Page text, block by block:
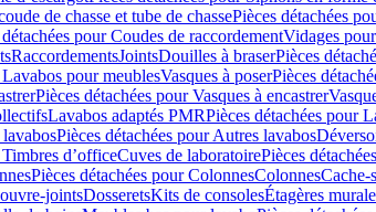
de chasse et tube de chassePièces détachées
pour Coudes de raccordementVidages
RaccordementsJointsDouilles à braserPièces
pour meublesVasques à poserPièces
Pièces détachées pour Vasques à encastrer
Lavabos adaptés PMRPièces détachées pour
Pièces détachées pour Autres lavabos
dʼofficeCuves de laboratoirePièces
Pièces détachées pour ColonnesColonnesCache-
jointsDosseretsKits de consolesÉtagères